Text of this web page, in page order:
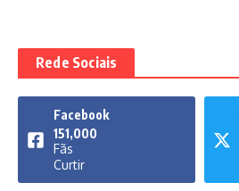
Rede Sociais
Facebook
151,000
Fãs
Curtir